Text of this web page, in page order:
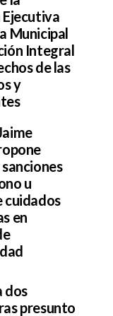
Municipal
Integral
de las
y
u
cuidados
en
dos
presunto